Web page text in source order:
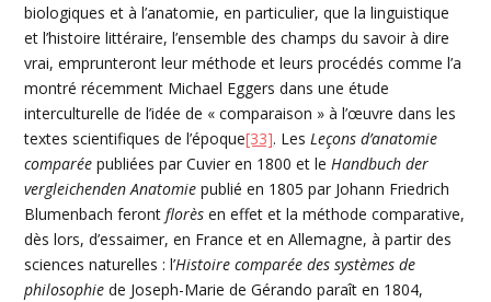
biologiques et à l’anatomie, en particulier, que la linguistique
et l’histoire littéraire, l’ensemble des champs du savoir à dire
vrai, emprunteront leur méthode et leurs procédés comme l’a
montré récemment Michael Eggers dans une étude
interculturelle de l’idée de « comparaison » à l’œuvre dans les
textes scientifiques de l’époque[33]. Les Leçons d’anatomie
comparée publiées par Cuvier en 1800 et le Handbuch der
vergleichenden Anatomie publié en 1805 par Johann Friedrich
Blumenbach feront florès en effet et la méthode comparative,
dès lors, d’essaimer, en France et en Allemagne, à partir des
sciences naturelles : l’Histoire comparée des systèmes de
philosophiede Joseph-Marie de Gérando paraît en 1804,